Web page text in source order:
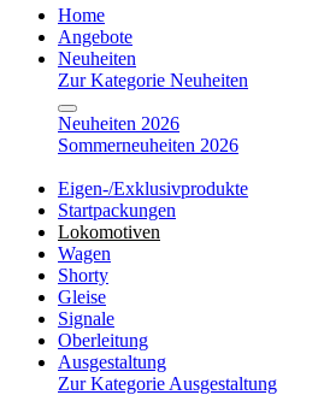
Home
Angebote
Neuheiten
Zur Kategorie Neuheiten
Neuheiten 2026
Sommerneuheiten 2026
Eigen-/Exklusivprodukte
Startpackungen
Lokomotiven
Wagen
Shorty
Gleise
Signale
Oberleitung
Ausgestaltung
Zur Kategorie Ausgestaltung